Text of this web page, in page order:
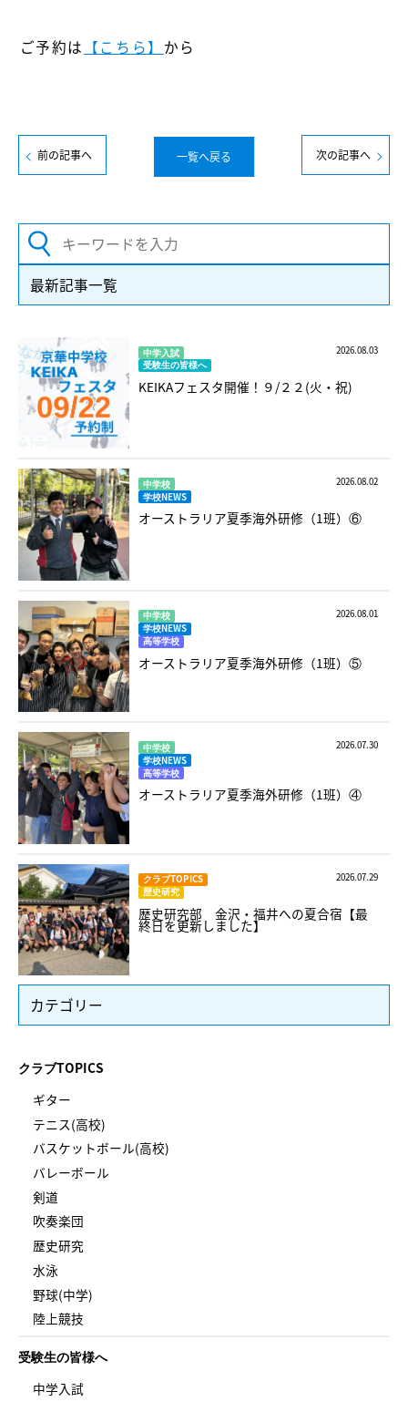
ご予約は 【こちら】 から
前の記事へ 一覧へ戻る 次の記事へ
最新記事一覧
中学入試
受験生の皆様へ
2026.08.03
KEIKAフェスタ開催！９/２２(火・祝)
中学校
学校NEWS
2026.08.02
オーストラリア夏季海外研修（1班）⑥
中学校
学校NEWS
高等学校
2026.08.01
オーストラリア夏季海外研修（1班）⑤
中学校
学校NEWS
高等学校
2026.07.30
オーストラリア夏季海外研修（1班）④
クラブTOPICS
歴史研究
2026.07.29
歴史研究部 金沢・福井への夏合宿【最
終日を更新しました】
カテゴリー
クラブTOPICS
ギター
テニス(高校)
バスケットボール(高校)
バレーボール
剣道
吹奏楽団
歴史研究
水泳
野球(中学)
陸上競技
受験生の皆様へ
中学入試